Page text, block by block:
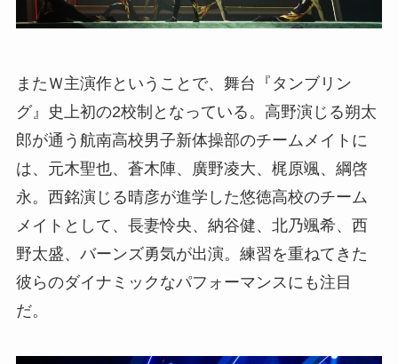
またＷ主演作ということで、舞台『タンブリン
グ』史上初の2校制となっている。高野演じる朔太
郎が通う航南高校男子新体操部のチームメイトに
は、元木聖也、蒼木陣、廣野凌大、梶原颯、綱啓
永。西銘演じる晴彦が進学した悠徳高校のチーム
メイトとして、長妻怜央、納谷健、北乃颯希、西
野太盛、バーンズ勇気が出演。練習を重ねてきた
彼らのダイナミックなパフォーマンスにも注目
だ。